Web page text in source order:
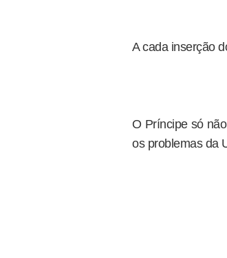
A cada inserção
O Príncipe só
os problemas da